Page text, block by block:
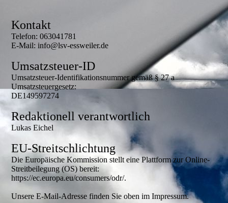
Kontakt
Telefon: 063041781
E-Mail: info@lsv-essweiler.de
Umsatzsteuer-ID
Umsatzsteuer-Identifikationsnummer gemäß § 27 a
Umsatzsteuergesetz:
DE149597274
Redaktionell verantwortlich
Lukas Eichel
EU-Streitschlichtung
Die Europäische Kommission stellt eine Plattform zur Online-
Streitbeilegung (OS) bereit:
https://ec.europa.eu/consumers/odr/.
Unsere E-Mail-Adresse finden Sie oben im Impressum.